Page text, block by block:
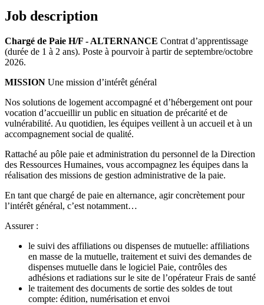
Job description
Chargé de Paie H/F - ALTERNANCE Contrat d’apprentissage
(durée de 1 à 2 ans). Poste à pourvoir à partir de septembre/octobre
2026.
MISSION Une mission d’intérêt général
Nos solutions de logement accompagné et d’hébergement ont pour
vocation d’accueillir un public en situation de précarité et de
vulnérabilité. Au quotidien, les équipes veillent à un accueil et à un
accompagnement social de qualité.
Rattaché au pôle paie et administration du personnel de la Direction
des Ressources Humaines, vous accompagnez les équipes dans la
réalisation des missions de gestion administrative de la paie.
En tant que chargé de paie en alternance, agir concrètement pour
l’intérêt général, c’est notamment…
Assurer :
le suivi des affiliations ou dispenses de mutuelle: affiliations
en masse de la mutuelle, traitement et suivi des demandes de
dispenses mutuelle dans le logiciel Paie, contrôles des
adhésions et radiations sur le site de l’opérateur Frais de santé
le traitement des documents de sortie des soldes de tout
compte: édition, numérisation et envoi